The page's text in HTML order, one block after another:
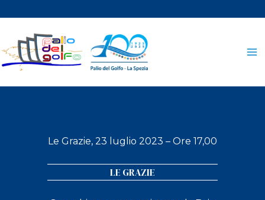
contenuto
Le Grazie, 23 luglio 2023 – Ore 17,00
LE GRAZIE